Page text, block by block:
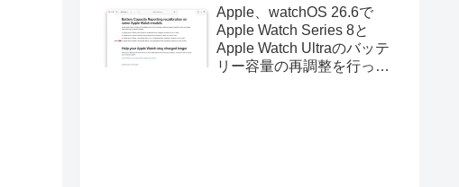
Mac用システムモニタアプ
リ「Task Manager TMOG」
のBeta版を公開。
Apple、watchOS 26.6で
Apple Watch Series 8と
Apple Watch Ultraのバッテ
リー容量の再調整を行った